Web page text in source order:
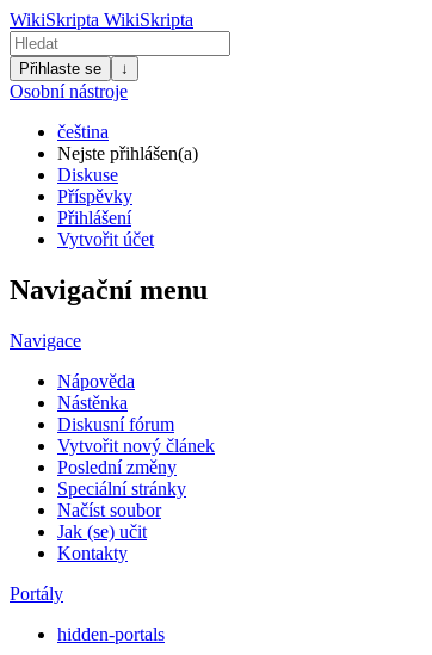
WikiSkripta WikiSkripta
Přihlaste se ↓
Osobní nástroje
čeština
Nejste přihlášen(a)
Diskuse
Příspěvky
Přihlášení
Vytvořit účet
Navigační menu
Navigace
Nápověda
Nástěnka
Diskusní fórum
Vytvořit nový článek
Poslední změny
Speciální stránky
Načíst soubor
Jak (se) učit
Kontakty
Portály
hidden-portals